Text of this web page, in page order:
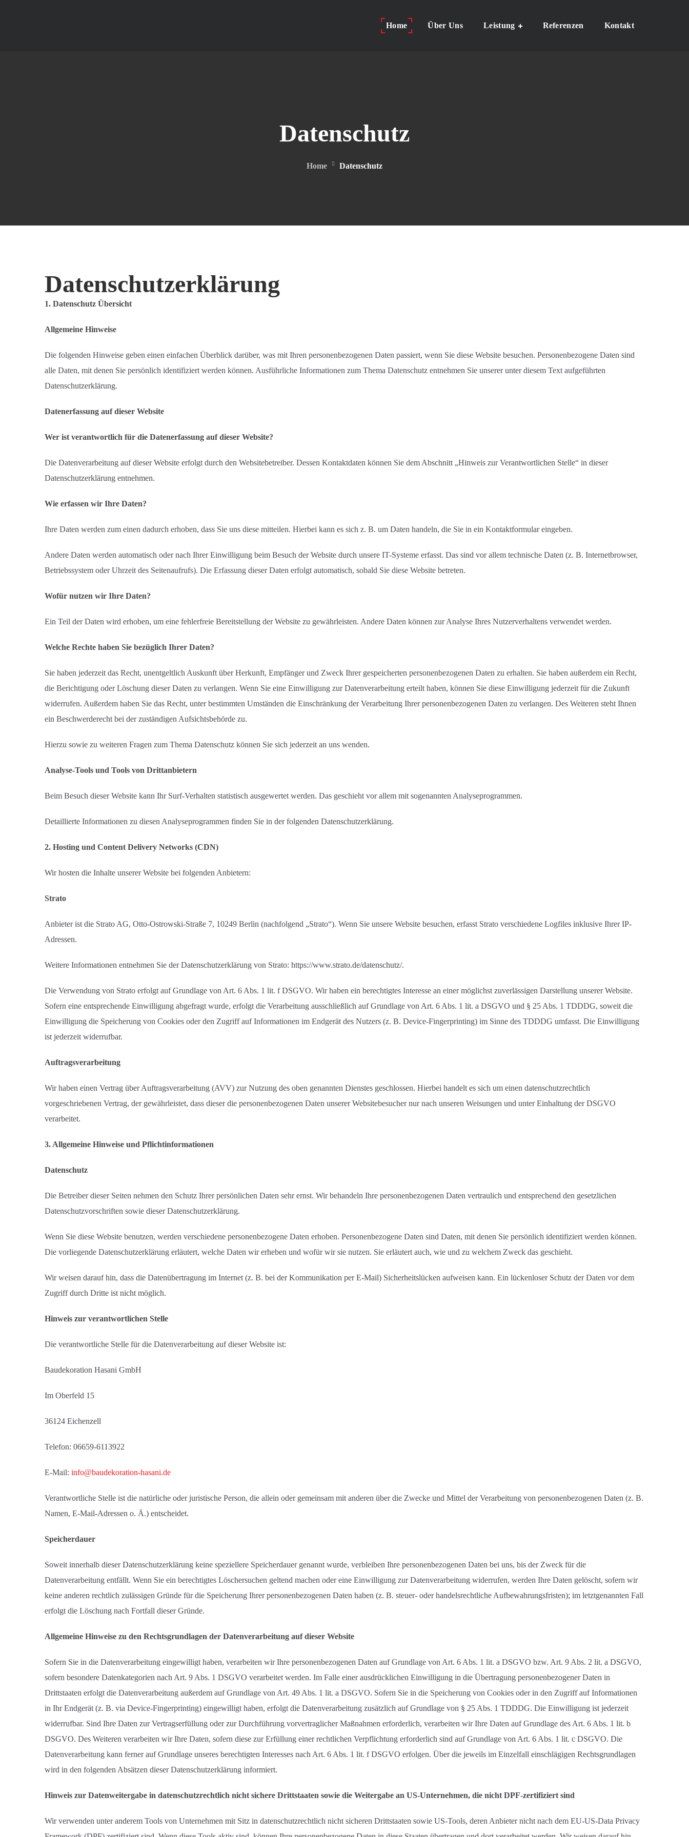
Home Über Uns Leistung Referenzen Kontakt
Datenschutz
Home Datenschutz
Datenschutzerklärung
1. Datenschutz Übersicht
Allgemeine Hinweise
Die folgenden Hinweise geben einen einfachen Überblick darüber, was mit Ihren personenbezogenen Daten passiert, wenn Sie diese Website besuchen. Personenbezogene Daten sind
alle Daten, mit denen Sie persönlich identifiziert werden können. Ausführliche Informationen zum Thema Datenschutz entnehmen Sie unserer unter diesem Text aufgeführten
Datenschutzerklärung.
Datenerfassung auf dieser Website
Wer ist verantwortlich für die Datenerfassung auf dieser Website?
Die Datenverarbeitung auf dieser Website erfolgt durch den Websitebetreiber. Dessen Kontaktdaten können Sie dem Abschnitt „Hinweis zur Verantwortlichen Stelle“ in dieser
Datenschutzerklärung entnehmen.
Wie erfassen wir Ihre Daten?
Ihre Daten werden zum einen dadurch erhoben, dass Sie uns diese mitteilen. Hierbei kann es sich z. B. um Daten handeln, die Sie in ein Kontaktformular eingeben.
Andere Daten werden automatisch oder nach Ihrer Einwilligung beim Besuch der Website durch unsere IT-Systeme erfasst. Das sind vor allem technische Daten (z. B. Internetbrowser,
Betriebssystem oder Uhrzeit des Seitenaufrufs). Die Erfassung dieser Daten erfolgt automatisch, sobald Sie diese Website betreten.
Wofür nutzen wir Ihre Daten?
Ein Teil der Daten wird erhoben, um eine fehlerfreie Bereitstellung der Website zu gewährleisten. Andere Daten können zur Analyse Ihres Nutzerverhaltens verwendet werden.
Welche Rechte haben Sie bezüglich Ihrer Daten?
Sie haben jederzeit das Recht, unentgeltlich Auskunft über Herkunft, Empfänger und Zweck Ihrer gespeicherten personenbezogenen Daten zu erhalten. Sie haben außerdem ein Recht,
die Berichtigung oder Löschung dieser Daten zu verlangen. Wenn Sie eine Einwilligung zur Datenverarbeitung erteilt haben, können Sie diese Einwilligung jederzeit für die Zukunft
widerrufen. Außerdem haben Sie das Recht, unter bestimmten Umständen die Einschränkung der Verarbeitung Ihrer personenbezogenen Daten zu verlangen. Des Weiteren steht Ihnen
ein Beschwerderecht bei der zuständigen Aufsichtsbehörde zu.
Hierzu sowie zu weiteren Fragen zum Thema Datenschutz können Sie sich jederzeit an uns wenden.
Analyse-Tools und Tools von Drittanbietern
Beim Besuch dieser Website kann Ihr Surf-Verhalten statistisch ausgewertet werden. Das geschieht vor allem mit sogenannten Analyseprogrammen.
Detaillierte Informationen zu diesen Analyseprogrammen finden Sie in der folgenden Datenschutzerklärung.
2. Hosting und Content Delivery Networks (CDN)
Wir hosten die Inhalte unserer Website bei folgenden Anbietern:
Strato
Anbieter ist die Strato AG, Otto-Ostrowski-Straße 7, 10249 Berlin (nachfolgend „Strato“). Wenn Sie unsere Website besuchen, erfasst Strato verschiedene Logfiles inklusive Ihrer IP-
Adressen.
Weitere Informationen entnehmen Sie der Datenschutzerklärung von Strato: https://www.strato.de/datenschutz/.
Die Verwendung von Strato erfolgt auf Grundlage von Art. 6 Abs. 1 lit. f DSGVO. Wir haben ein berechtigtes Interesse an einer möglichst zuverlässigen Darstellung unserer Website.
Sofern eine entsprechende Einwilligung abgefragt wurde, erfolgt die Verarbeitung ausschließlich auf Grundlage von Art. 6 Abs. 1 lit. a DSGVO und § 25 Abs. 1 TDDDG, soweit die
Einwilligung die Speicherung von Cookies oder den Zugriff auf Informationen im Endgerät des Nutzers (z. B. Device-Fingerprinting) im Sinne des TDDDG umfasst. Die Einwilligung
ist jederzeit widerrufbar.
Auftragsverarbeitung
Wir haben einen Vertrag über Auftragsverarbeitung (AVV) zur Nutzung des oben genannten Dienstes geschlossen. Hierbei handelt es sich um einen datenschutzrechtlich
vorgeschriebenen Vertrag, der gewährleistet, dass dieser die personenbezogenen Daten unserer Websitebesucher nur nach unseren Weisungen und unter Einhaltung der DSGVO
verarbeitet.
3. Allgemeine Hinweise und Pflichtinformationen
Datenschutz
Die Betreiber dieser Seiten nehmen den Schutz Ihrer persönlichen Daten sehr ernst. Wir behandeln Ihre personenbezogenen Daten vertraulich und entsprechend den gesetzlichen
Datenschutzvorschriften sowie dieser Datenschutzerklärung.
Wenn Sie diese Website benutzen, werden verschiedene personenbezogene Daten erhoben. Personenbezogene Daten sind Daten, mit denen Sie persönlich identifiziert werden können.
Die vorliegende Datenschutzerklärung erläutert, welche Daten wir erheben und wofür wir sie nutzen. Sie erläutert auch, wie und zu welchem Zweck das geschieht.
Wir weisen darauf hin, dass die Datenübertragung im Internet (z. B. bei der Kommunikation per E-Mail) Sicherheitslücken aufweisen kann. Ein lückenloser Schutz der Daten vor dem
Zugriff durch Dritte ist nicht möglich.
Hinweis zur verantwortlichen Stelle
Die verantwortliche Stelle für die Datenverarbeitung auf dieser Website ist:
Baudekoration Hasani GmbH
Im Oberfeld 15
36124 Eichenzell
Telefon: 06659-6113922
E-Mail: info@baudekoration-hasani.de
Verantwortliche Stelle ist die natürliche oder juristische Person, die allein oder gemeinsam mit anderen über die Zwecke und Mittel der Verarbeitung von personenbezogenen Daten (z. B.
Namen, E-Mail-Adressen o. Ä.) entscheidet.
Speicherdauer
Soweit innerhalb dieser Datenschutzerklärung keine speziellere Speicherdauer genannt wurde, verbleiben Ihre personenbezogenen Daten bei uns, bis der Zweck für die
Datenverarbeitung entfällt. Wenn Sie ein berechtigtes Löschersuchen geltend machen oder eine Einwilligung zur Datenverarbeitung widerrufen, werden Ihre Daten gelöscht, sofern wir
keine anderen rechtlich zulässigen Gründe für die Speicherung Ihrer personenbezogenen Daten haben (z. B. steuer- oder handelsrechtliche Aufbewahrungsfristen); im letztgenannten Fall
erfolgt die Löschung nach Fortfall dieser Gründe.
Allgemeine Hinweise zu den Rechtsgrundlagen der Datenverarbeitung auf dieser Website
Sofern Sie in die Datenverarbeitung eingewilligt haben, verarbeiten wir Ihre personenbezogenen Daten auf Grundlage von Art. 6 Abs. 1 lit. a DSGVO bzw. Art. 9 Abs. 2 lit. a DSGVO,
sofern besondere Datenkategorien nach Art. 9 Abs. 1 DSGVO verarbeitet werden. Im Falle einer ausdrücklichen Einwilligung in die Übertragung personenbezogener Daten in
Drittstaaten erfolgt die Datenverarbeitung außerdem auf Grundlage von Art. 49 Abs. 1 lit. a DSGVO. Sofern Sie in die Speicherung von Cookies oder in den Zugriff auf Informationen
in Ihr Endgerät (z. B. via Device-Fingerprinting) eingewilligt haben, erfolgt die Datenverarbeitung zusätzlich auf Grundlage von § 25 Abs. 1 TDDDG. Die Einwilligung ist jederzeit
widerrufbar. Sind Ihre Daten zur Vertragserfüllung oder zur Durchführung vorvertraglicher Maßnahmen erforderlich, verarbeiten wir Ihre Daten auf Grundlage des Art. 6 Abs. 1 lit. b
DSGVO. Des Weiteren verarbeiten wir Ihre Daten, sofern diese zur Erfüllung einer rechtlichen Verpflichtung erforderlich sind auf Grundlage von Art. 6 Abs. 1 lit. c DSGVO. Die
Datenverarbeitung kann ferner auf Grundlage unseres berechtigten Interesses nach Art. 6 Abs. 1 lit. f DSGVO erfolgen. Über die jeweils im Einzelfall einschlägigen Rechtsgrundlagen
wird in den folgenden Absätzen dieser Datenschutzerklärung informiert.
Hinweis zur Datenweitergabe in datenschutzrechtlich nicht sichere Drittstaaten sowie die Weitergabe an US-Unternehmen, die nicht DPF-zertifiziert sind
Wir verwenden unter anderem Tools von Unternehmen mit Sitz in datenschutzrechtlich nicht sicheren Drittstaaten sowie US-Tools, deren Anbieter nicht nach dem EU-US-Data Privacy